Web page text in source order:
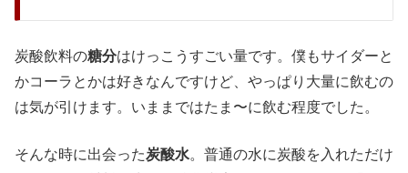
炭酸飲料の糖分はけっこうすごい量です。僕もサイダーと
かコーラとかは好きなんですけど、やっぱり大量に飲むの
は気が引けます。いままではたま〜に飲む程度でした。
そんな時に出会った炭酸水。普通の水に炭酸を入れただけ